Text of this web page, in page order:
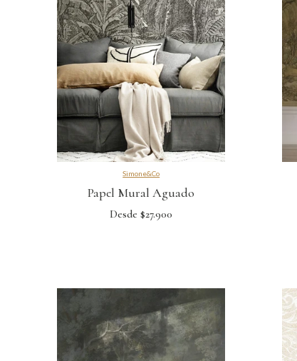
Simone&Co
Papel Mural Aguado
Desde $27.900